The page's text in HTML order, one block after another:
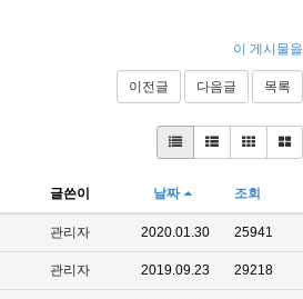
이 게시물을
이전글 다음글 목록
글쓴이 날짜 조회
관리자 2020.01.30 25941
관리자 2019.09.23 29218